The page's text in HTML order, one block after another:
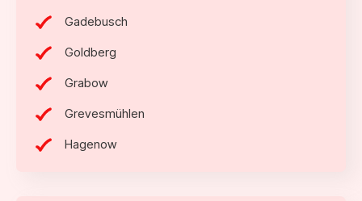
Gadebusch
Goldberg
Grabow
Grevesmühlen
Hagenow